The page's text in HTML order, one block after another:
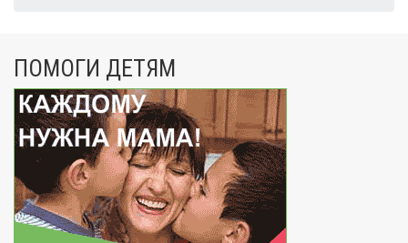
ПОМОГИ ДЕТЯМ